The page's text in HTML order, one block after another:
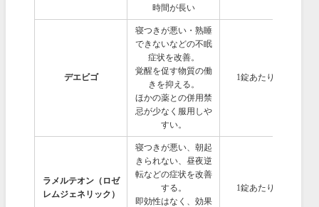
時間が長い
デエビゴ
寝つきが悪い・熟睡
できないなどの不眠
症状を改善。
覚醒を促す物質の働
きを抑える。
ほかの薬との併用禁
忌が少なく服用しや
すい。
1錠あたり500円
ラメルテオン（ロゼ
レムジェネリック）
寝つきが悪い、朝起
きられない、昼夜逆
転などの症状を改善
する。
即効性はなく、効果
1錠あたり256円